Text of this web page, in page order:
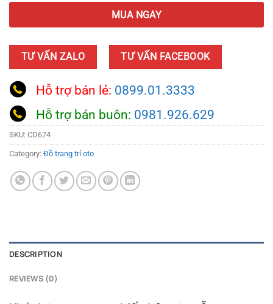
MUA NGAY
TƯ VẤN ZALO TƯ VẤN FACEBOOK
Hỗ trợ bán lẻ: 0899.01.3333
Hỗ trợ bán buôn: 0981.926.629
SKU: CD674
Category: Đồ trang trí oto
DESCRIPTION
REVIEWS (0)